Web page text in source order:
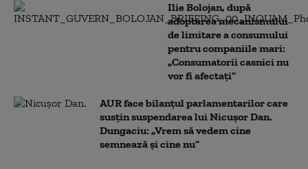
Ilie Bolojan, după
adoptarea mecanismului
de limitare a consumului
pentru companiile mari:
„Consumatorii casnici nu
vor fi afectați”
AUR face bilanțul parlamentarilor care
susțin suspendarea lui Nicușor Dan.
Dungaciu: „Vrem să vedem cine
semnează și cine nu”